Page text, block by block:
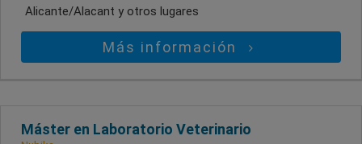
Alicante/Alacant y otros lugares
Más información
Máster en Laboratorio Veterinario